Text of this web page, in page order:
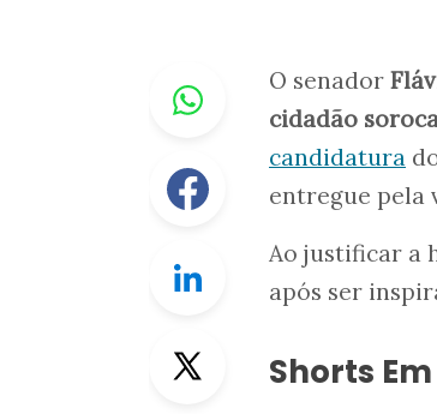
Whastapp
Facebook
Linkedin
O senador
cidadão
candidatura
entregue pela
Ao justificar a
após ser
Shorts